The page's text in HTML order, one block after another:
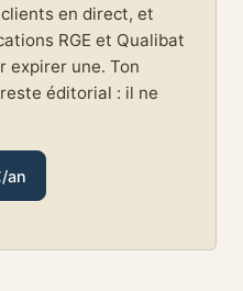
en direct, et
RGE et Qualibat
expirer une. Ton
éditorial : il ne
an